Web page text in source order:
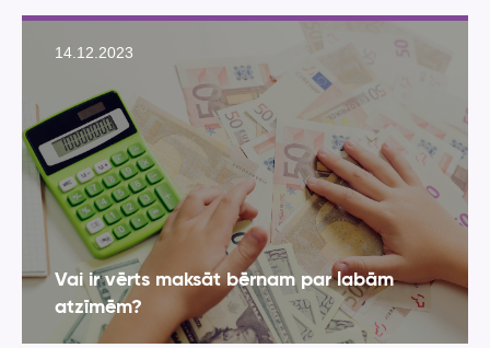
14.12.2023
Vai ir vērts maksāt bērnam par labām
atzīmēm?